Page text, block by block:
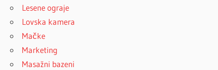
Lesene ograje
Lovska kamera
Mačke
Marketing
Masažni bazeni